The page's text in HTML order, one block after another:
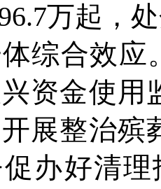
万起，
综合效应
资金使用
展整治
办好清